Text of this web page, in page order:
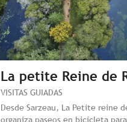
La petite Reine de
VISITAS GUIADAS
Desde Sarzeau, La Petite reine
organiza paseos en bicicleta